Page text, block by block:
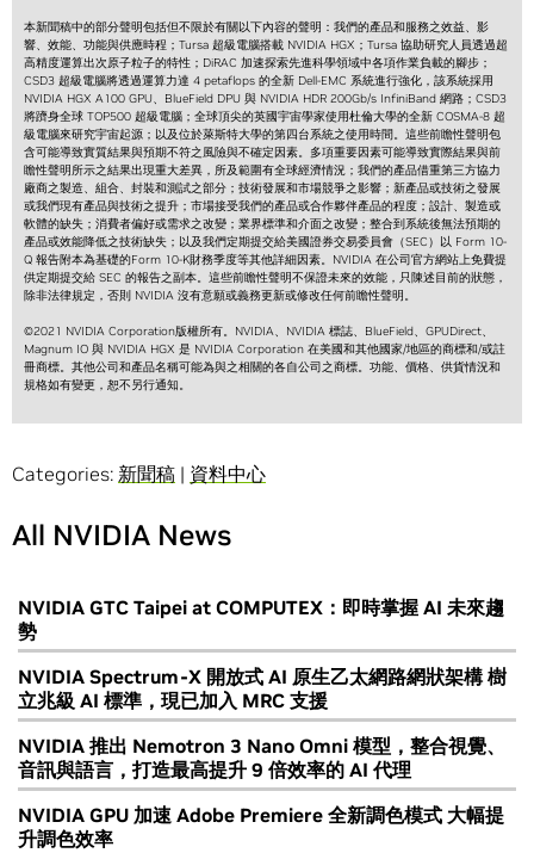
本新聞稿中的部分聲明包括但不限於有關以下內容的聲明：我們的產品和服務之效益、影
響、效能、功能與供應時程；Tursa 超級電腦搭載 NVIDIA HGX；Tursa 協助研究人員透過超
高精度運算出次原子粒子的特性；DiRAC 加速探索先進科學領域中各項作業負載的腳步；
CSD3 超級電腦將透過運算力達 4 petaflops 的全新 Dell-EMC 系統進行強化，該系統採用
NVIDIA HGX A100 GPU、BlueField DPU 與 NVIDIA HDR 200Gb/s InfiniBand 網路；CSD3
將躋身全球 TOP500 超級電腦；全球頂尖的英國宇宙學家使用杜倫大學的全新 COSMA-8 超
級電腦來研究宇宙起源；以及位於萊斯特大學的第四台系統之使用時間。這些前瞻性聲明包
含可能導致實質結果與預期不符之風險與不確定因素。多項重要因素可能導致實際結果與前
瞻性聲明所示之結果出現重大差異，所及範圍有全球經濟情況；我們的產品借重第三方協力
廠商之製造、組合、封裝和測試之部分；技術發展和市場競爭之影響；新產品或技術之發展
或我們現有產品與技術之提升；市場接受我們的產品或合作夥伴產品的程度；設計、製造或
軟體的缺失；消費者偏好或需求之改變；業界標準和介面之改變；整合到系統後無法預期的
產品或效能降低之技術缺失；以及我們定期提交給美國證券交易委員會（SEC）以 Form 10-
Q 報告附本為基礎的Form 10-K財務季度等其他詳細因素。NVIDIA 在公司官方網站上免費提
供定期提交給 SEC 的報告之副本。這些前瞻性聲明不保證未來的效能，只陳述目前的狀態，
除非法律規定，否則 NVIDIA 沒有意願或義務更新或修改任何前瞻性聲明。
©2021 NVIDIA Corporation版權所有。NVIDIA、NVIDIA 標誌、BlueField、GPUDirect、
Magnum IO 與 NVIDIA HGX 是 NVIDIA Corporation 在美國和其他國家/地區的商標和/或註
冊商標。其他公司和產品名稱可能為與之相關的各自公司之商標。功能、價格、供貨情況和
規格如有變更，恕不另行通知。
Categories: 新聞稿 | 資料中心
All NVIDIA News
NVIDIA GTC Taipei at COMPUTEX：即時掌握 AI 未來趨
勢
NVIDIA Spectrum-X 開放式 AI 原生乙太網路網狀架構 樹
立兆級 AI 標準，現已加入 MRC 支援
NVIDIA 推出 Nemotron 3 Nano Omni 模型，整合視覺、
音訊與語言，打造最高提升 9 倍效率的 AI 代理
NVIDIA GPU 加速 Adobe Premiere 全新調色模式 大幅提
升調色效率